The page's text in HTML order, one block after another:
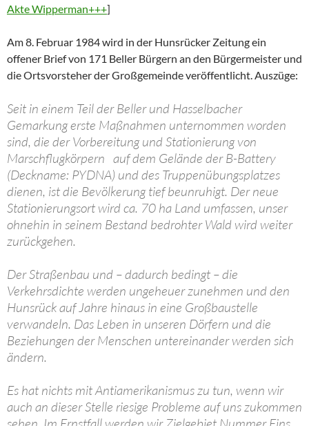
Akte Wipperman+++]
Am 8. Februar 1984 wird in der Hunsrücker Zeitung ein
offener Brief von 171 Beller Bürgern an den Bürgermeister und
die Ortsvorsteher der Großgemeinde veröffentlicht. Auszüge:
Seit in einem Teil der Beller und Hasselbacher
Gemarkung erste Maßnahmen unternommen worden
sind, die der Vorbereitung und Stationierung von
Marschflugkörpern auf dem Gelände der B-Battery
(Deckname: PYDNA) und des Truppenübungsplatzes
dienen, ist die Bevölkerung tief beunruhigt. Der neue
Stationierungsort wird ca. 70 ha Land umfassen, unser
ohnehin in seinem Bestand bedrohter Wald wird weiter
zurückgehen.
Der Straßenbau und – dadurch bedingt – die
Verkehrsdichte werden ungeheuer zunehmen und den
Hunsrück auf Jahre hinaus in eine Großbaustelle
verwandeln. Das Leben in unseren Dörfern und die
Beziehungen der Menschen untereinander werden sich
ändern.
Es hat nichts mit Antiamerikanismus zu tun, wenn wir
auch an dieser Stelle riesige Probleme auf uns zukommen